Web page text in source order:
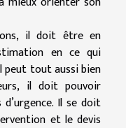
il doit être en
en ce qui
peut tout aussi bien
il doit pouvoir
Il se doit
et le devis